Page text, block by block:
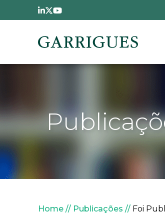
Passar para o conteúdo principal
Navegação
Home Publicações Foi